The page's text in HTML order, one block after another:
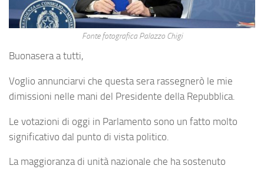
Fonte fotografica Palazzo Chigi
Buonasera a tutti,
Voglio annunciarvi che questa sera rassegnerò le mie
dimissioni nelle mani del Presidente della Repubblica.
Le votazioni di oggi in Parlamento sono un fatto molto
significativo dal punto di vista politico.
La maggioranza di unità nazionale che ha sostenuto